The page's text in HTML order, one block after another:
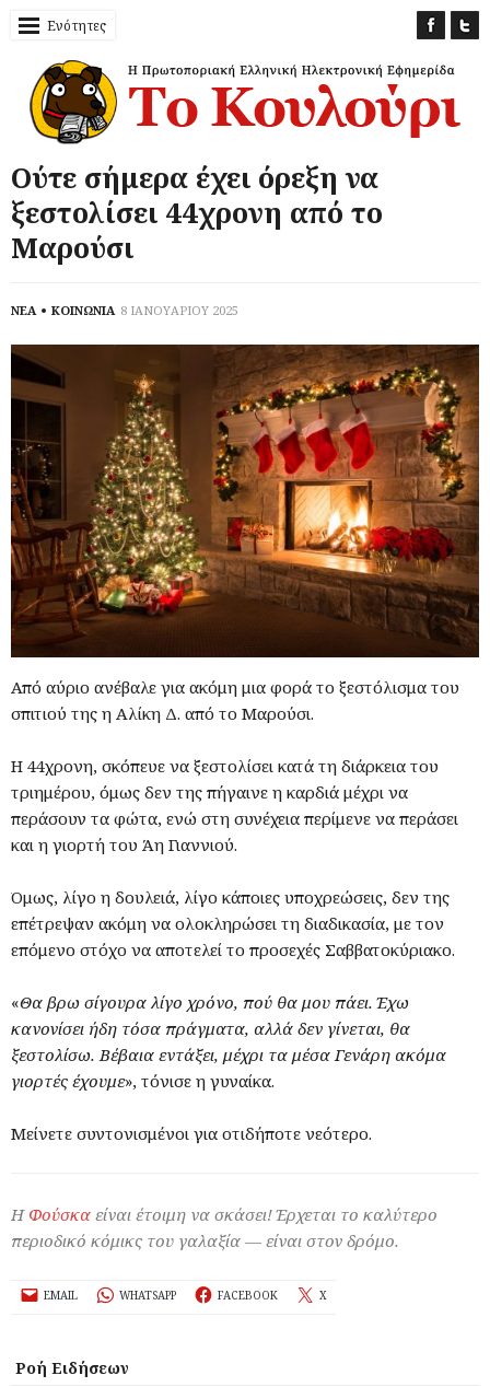
Ενότητες
Ούτε σήμερα έχει όρεξη να
ξεστολίσει 44χρονη από το
Μαρούσι
ΝΕΑ ΚΟΙΝΩΝΙΑ 8 ΙΑΝΟΥΑΡΙΟΥ 2025
Από αύριο ανέβαλε για ακόμη μια φορά το ξεστόλισμα του
σπιτιού της η Αλίκη Δ. από το Μαρούσι.
Η 44χρονη, σκόπευε να ξεστολίσει κατά τη διάρκεια του
τριημέρου, όμως δεν της πήγαινε η καρδιά μέχρι να
περάσουν τα φώτα, ενώ στη συνέχεια περίμενε να περάσει
και η γιορτή του Άη Γιαννιού.
Όμως, λίγο η δουλειά, λίγο κάποιες υποχρεώσεις, δεν της
επέτρεψαν ακόμη να ολοκληρώσει τη διαδικασία, με τον
επόμενο στόχο να αποτελεί το προσεχές Σαββατοκύριακο.
«Θα βρω σίγουρα λίγο χρόνο, πού θα μου πάει. Έχω
κανονίσει ήδη τόσα πράγματα, αλλά δεν γίνεται, θα
ξεστολίσω. Βέβαια εντάξει, μέχρι τα μέσα Γενάρη ακόμα
γιορτές έχουμε», τόνισε η γυναίκα.
Μείνετε συντονισμένοι για οτιδήποτε νεότερο.
Η Φούσκα είναι έτοιμη να σκάσει! Έρχεται το καλύτερο
περιοδικό κόμικς του γαλαξία — είναι στον δρόμο.
EMAIL WHATSAPP FACEBOOK X
Ροή Ειδήσεων